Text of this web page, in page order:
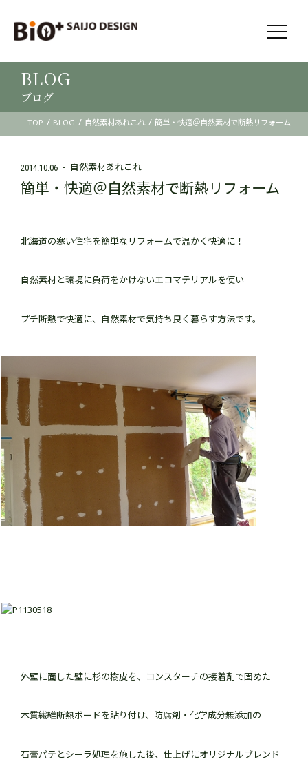
BLOG
ブログ
TOP / BLOG / 自然素材あれこれ /簡単・快適＠自然素材で断熱リフォーム
2014.10.06 自然素材あれこれ
簡単・快適＠自然素材で断熱リフォーム
北海道の寒い住宅を簡単なリフォームで温かく快適に！
自然素材と環境に負荷をかけないエコマテリアルを使い
プチ断熱で快適に、自然素材で気持ち良く暮らす方法です。
外壁に面した壁に杉の樹皮を、コンスターチの接着剤で固めた
木質繊維断熱ボードを貼り付け、防腐剤・化学成分無添加の
石膏パテとシーラ処理を施した後、仕上げにオリジナルブレンド